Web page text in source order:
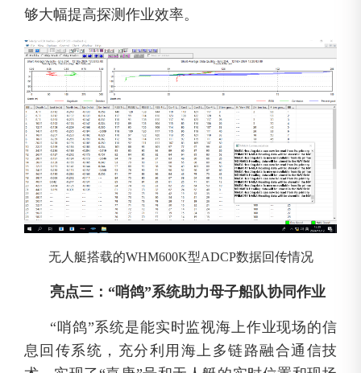
够大幅提高探测作业效率。
无人艇搭载的WHM600K型ADCP数据回传情况
亮点三：“哨鸽”系统助力母子船队协同作业
“哨鸽”系统是能实时监视海上作业现场的信
息回传系统，充分利用海上多链路融合通信技